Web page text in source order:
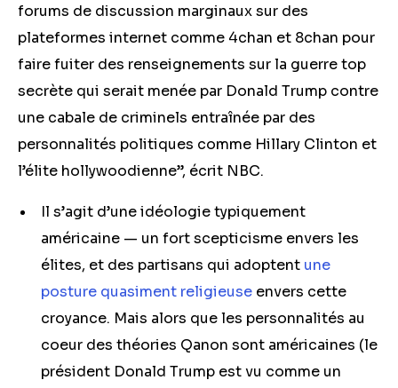
forums de discussion marginaux sur des
plateformes internet comme 4chan et 8chan pour
faire fuiter des renseignements sur la guerre top
secrète qui serait menée par Donald Trump contre
une cabale de criminels entraînée par des
personnalités politiques comme Hillary Clinton et
l’élite hollywoodienne”, écrit NBC.
Il s’agit d’une idéologie typiquement
américaine — un fort scepticisme envers les
élites, et des partisans qui adoptent une
posture quasiment religieuse envers cette
croyance. Mais alors que les personnalités au
coeur des théories Qanon sont américaines (le
président Donald Trump est vu comme un